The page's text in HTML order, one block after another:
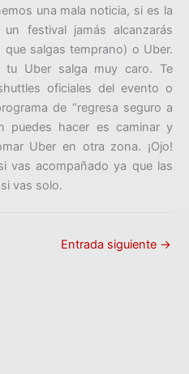
una mala noticia, si es la
festival jamás alcanzarás
salgas temprano) o Uber.
tu Uber salga muy caro. Te
oficiales del evento o
de “regresa seguro a
puedes hacer es caminar y
Uber en otra zona. ¡Ojo!
vas acompañado ya que las
vas solo.
Entrada siguiente →